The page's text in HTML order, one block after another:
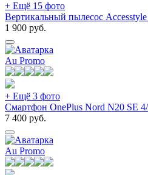
+ Ещё 15 фото
Вертикальный пылесос
1 900 руб.
Au Promo
+ Ещё 3 фото
Смартфон OnePlus Nord N20 SE
7 400 руб.
Au Promo